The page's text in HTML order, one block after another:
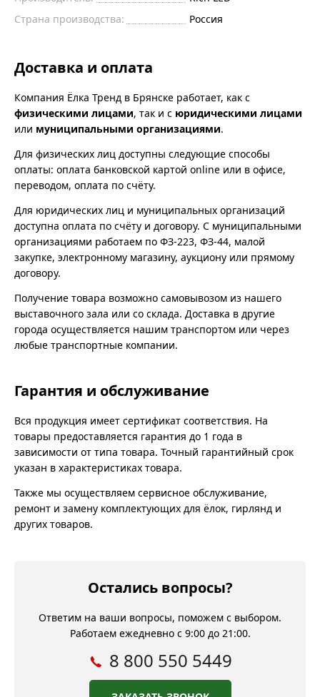
Страна производства:
Россия
Доставка и оплата
Компания Ёлка Тренд в Брянске работает, как с
физическими лицами, так и с юридическими лицами
или муниципальными организациями.
Для физических лиц доступны следующие способы
оплаты: оплата банковской картой online или в офисе,
переводом, оплата по счёту.
Для юридических лиц и муниципальных организаций
доступна оплата по счёту и договору. С муниципальными
организациями работаем по ФЗ-223, ФЗ-44, малой
закупке, электронному магазину, аукциону или прямому
договору.
Получение товара возможно самовывозом из нашего
выставочного зала или со склада. Доставка в другие
города осуществляется нашим транспортом или через
любые транспортные компании.
Гарантия и обслуживание
Вся продукция имеет сертификат соответствия. На
товары предоставляется гарантия до 1 года в
зависимости от типа товара. Точный гарантийный срок
указан в характеристиках товара.
Также мы осуществляем сервисное обслуживание,
ремонт и замену комплектующих для ёлок, гирлянд и
других товаров.
Остались вопросы?
Ответим на ваши вопросы, поможем с выбором.
Работаем ежедневно с 9:00 до 21:00.
8 800 550 5449